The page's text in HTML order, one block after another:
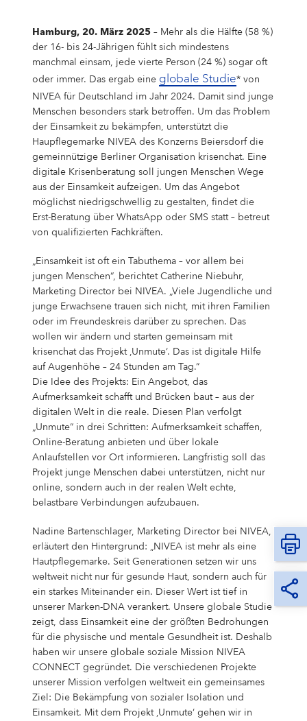
Hamburg, 20. März 2025– Mehr als die Hälfte (58 %)
der 16- bis 24-Jährigen fühlt sich mindestens
manchmal einsam, jede vierte Person (24 %) sogar oft
oder immer. Das ergab eine globale Studie* von
NIVEA für Deutschland im Jahr 2024. Damit sind junge
Menschen besonders stark betroffen. Um das Problem
der Einsamkeit zu bekämpfen, unterstützt die
Haupflegemarke NIVEA des Konzerns Beiersdorf die
gemeinnützige Berliner Organisation krisenchat. Eine
digitale Krisenberatung soll jungen Menschen Wege
aus der Einsamkeit aufzeigen. Um das Angebot
möglichst niedrigschwellig zu gestalten, findet die
Erst-Beratung über WhatsApp oder SMS statt – betreut
von qualifizierten Fachkräften.
„Einsamkeit ist oft ein Tabuthema – vor allem bei
jungen Menschen“, berichtet Catherine Niebuhr,
Marketing Director bei NIVEA. „Viele Jugendliche und
junge Erwachsene trauen sich nicht, mit ihren Familien
oder im Freundeskreis darüber zu sprechen. Das
wollen wir ändern und starten gemeinsam mit
krisenchat das Projekt ‚Unmute‘. Das ist digitale Hilfe
auf Augenhöhe – 24 Stunden am Tag.“
Die Idee des Projekts: Ein Angebot, das
Aufmerksamkeit schafft und Brücken baut – aus der
digitalen Welt in die reale. Diesen Plan verfolgt
„Unmute“ in drei Schritten: Aufmerksamkeit schaffen,
Online-Beratung anbieten und über lokale
Anlaufstellen vor Ort informieren. Langfristig soll das
Projekt junge Menschen dabei unterstützen, nicht nur
online, sondern auch in der realen Welt echte,
belastbare Verbindungen aufzubauen.
Nadine Bartenschlager, Marketing Director bei NIVEA,
erläutert den Hintergrund: „NIVEA ist mehr als eine
Hautpflegemarke. Seit Generationen setzen wir uns
weltweit nicht nur für gesunde Haut, sondern auch für
ein starkes Miteinander ein. Dieser Wert ist tief in
unserer Marken-DNA verankert. Unsere globale Studie
zeigt, dass Einsamkeit eine der größten Bedrohungen
für die physische und mentale Gesundheit ist. Deshalb
haben wir unsere globale soziale Mission NIVEA
CONNECT gegründet. Die verschiedenen Projekte
unserer Mission verfolgen weltweit ein gemeinsames
Ziel: Die Bekämpfung von sozialer Isolation und
Einsamkeit. Mit dem Projekt ‚Unmute‘ gehen wir in